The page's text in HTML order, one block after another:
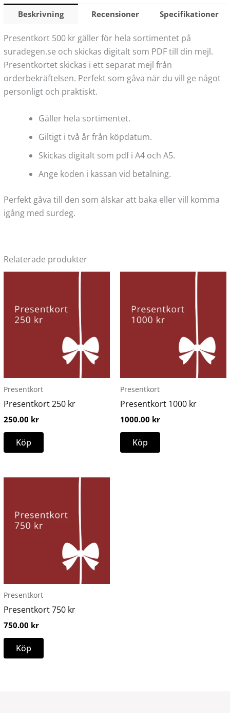
Beskrivning Recensioner Specifikationer
Presentkort 500 kr gäller för hela sortimentet på
suradegen.se och skickas digitalt som PDF till din mejl.
Presentkortet skickas i ett separat mejl från
orderbekräftelsen. Perfekt som gåva när du vill ge något
personligt och praktiskt.
Gäller hela sortimentet.
Giltigt i två år från köpdatum.
Skickas digitalt som pdf i A4 och A5.
Ange koden i kassan vid betalning.
Perfekt gåva till den som älskar att baka eller vill komma
igång med surdeg.
Relaterade produkter
Presentkort
Presentkort 250 kr
250.00 kr
Köp
Presentkort
Presentkort 1000 kr
1000.00 kr
Köp
Presentkort
Presentkort 750 kr
750.00 kr
Köp